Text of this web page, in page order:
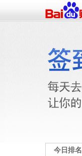
今日排名